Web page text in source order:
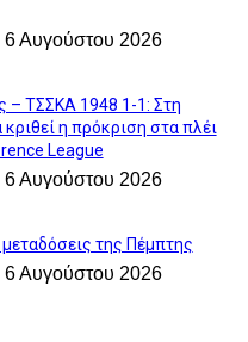
6 Αυγούστου 2026
– ΤΣΣΚΑ 1948 1-1: Στη
η πρόκριση στα πλέι
League
6 Αυγούστου 2026
της Πέμπτης
6 Αυγούστου 2026